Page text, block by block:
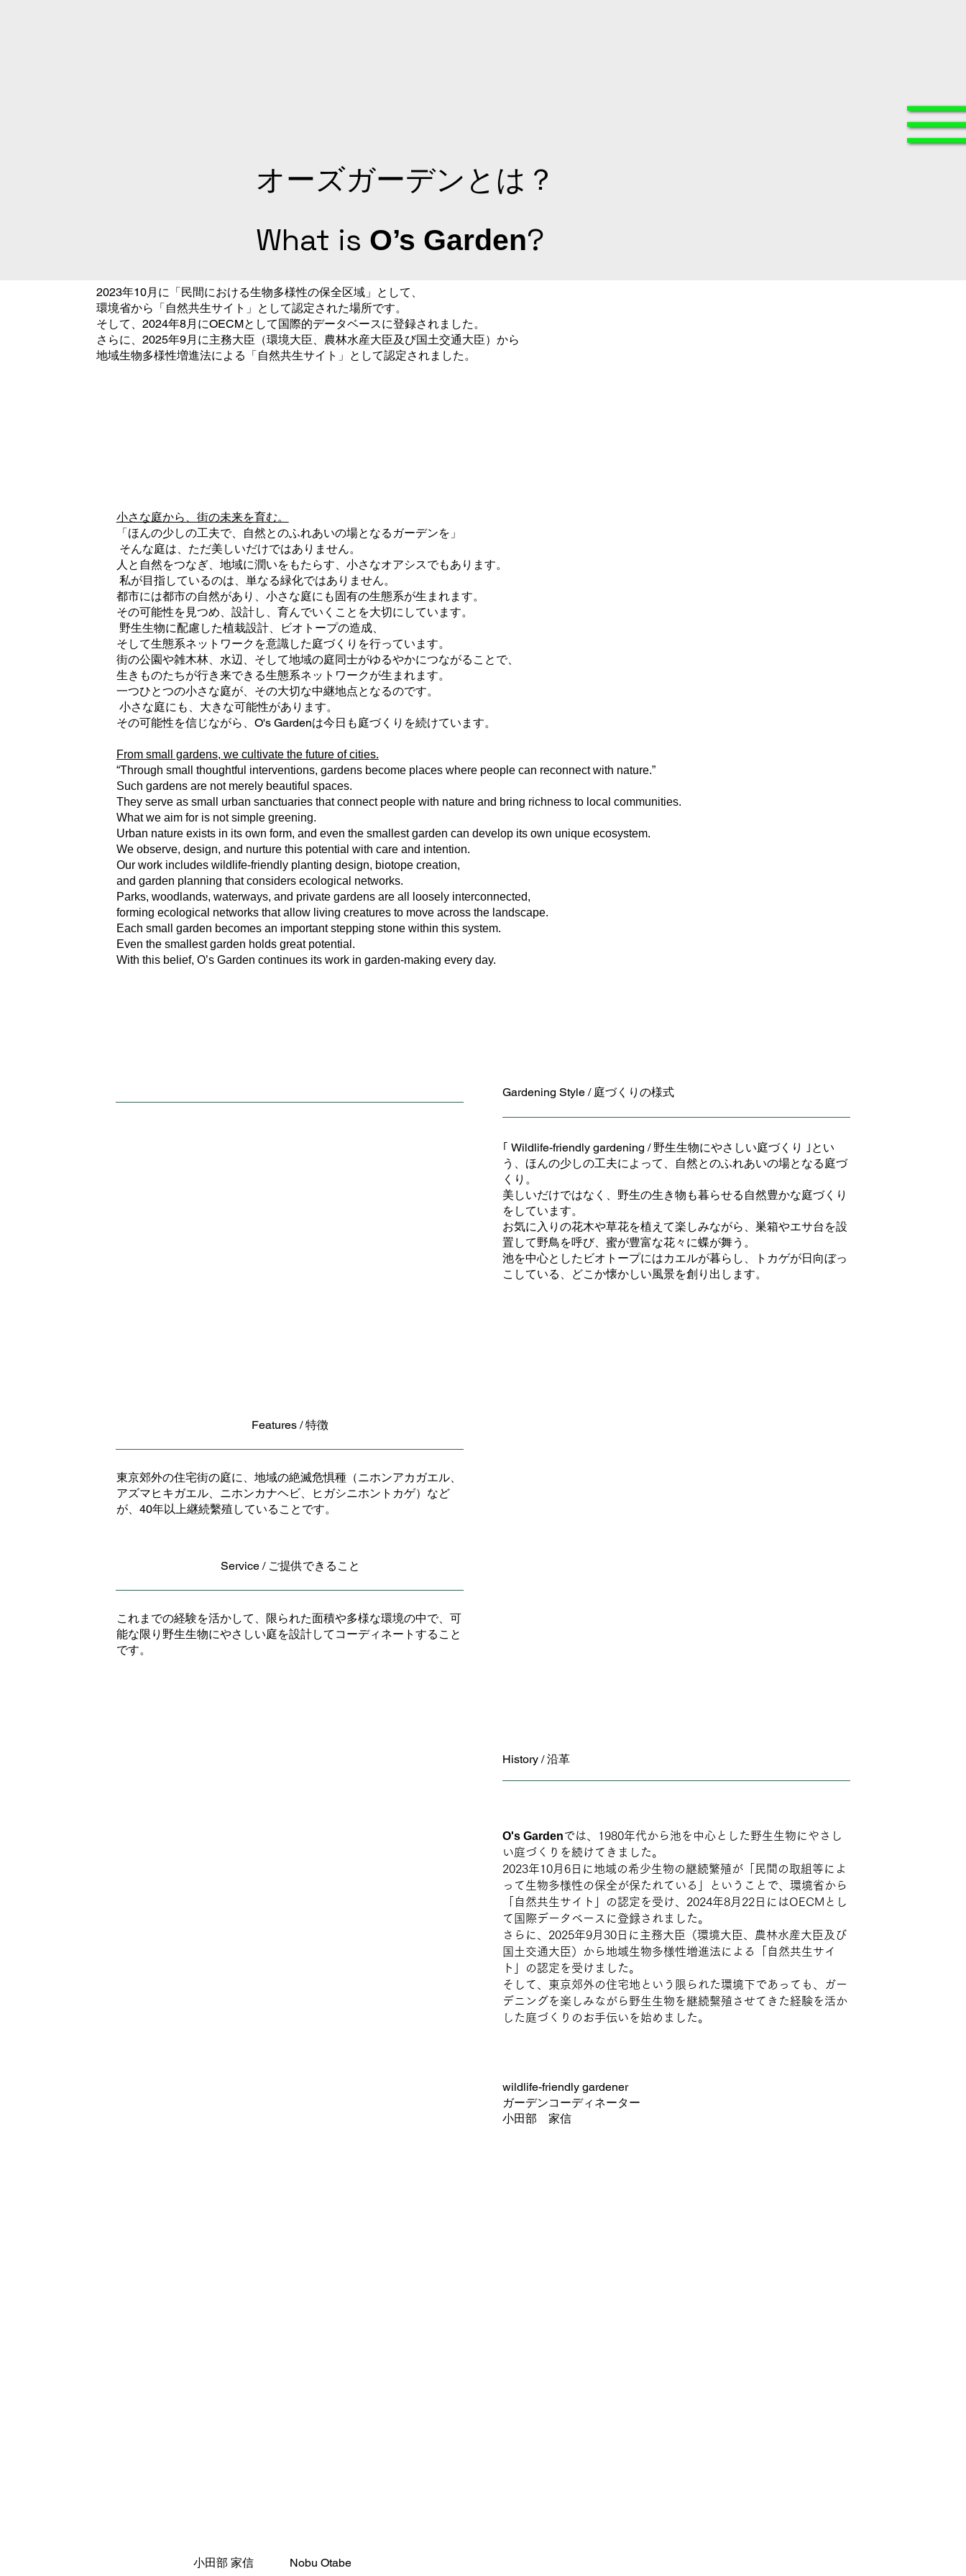
What is O’s Garden?
オーズガーデンとは？
2023年10月に「民間における生物多様性の保全区域」として、
環境省から「自然共生サイト」として認定された場所です。
そして、2024年8月にOECMとして国際的データベースに登録されました。
​さらに、2025年9月に主務大臣（環境大臣、農林水産大臣及び国土交通大臣）から
地域生物多様性増進法による「自然共生サイト」として認定されました。
小さな庭から、街の未来を育む。
「ほんの少しの工夫で、自然とのふれあいの場となるガーデンを」
そんな庭は、ただ美しいだけではありません。
人と自然をつなぎ、地域に潤いをもたらす、小さなオアシスでもあります。
私が目指しているのは、単なる緑化ではありません。
都市には都市の自然があり、小さな庭にも固有の生態系が生まれます。
その可能性を見つめ、設計し、育んでいくことを大切にしています。
野生生物に配慮した植栽設計、ビオトープの造成、
そして生態系ネットワークを意識した庭づくりを行っています。
街の公園や雑木林、水辺、そして地域の庭同士がゆるやかにつながることで、
生きものたちが行き来できる生態系ネットワークが生まれます。
一つひとつの小さな庭が、その大切な中継地点となるのです。
小さな庭にも、大きな可能性があります。
その可能性を信じながら、O's Gardenは今日も庭づくりを続けています。
From small gardens, we cultivate the future of cities.
“Through small thoughtful interventions, gardens become places where people can reconnect with nature.”
Such gardens are not merely beautiful spaces.
They serve as small urban sanctuaries that connect people with nature and bring richness to local communities.
What we aim for is not simple greening.
Urban nature exists in its own form, and even the smallest garden can develop its own unique ecosystem.
We observe, design, and nurture this potential with care and intention.
Our work includes wildlife-friendly planting design, biotope creation,
and garden planning that considers ecological networks.
Parks, woodlands, waterways, and private gardens are all loosely interconnected,
forming ecological networks that allow living creatures to move across the landscape.
Each small garden becomes an important stepping stone within this system.
Even the smallest garden holds great potential.
With this belief, O’s Garden continues its work in garden-making every day.
Gardening Style / 庭づくりの様式
｢ Wildlife-friendly gardening / 野生生物にやさしい庭づくり ｣とい
う、ほんの少しの工夫によって、自然とのふれあいの場となる庭づ
くり。
美しいだけではなく、野生の生き物も暮らせる自然豊かな庭づくり
をしています。
お気に入りの花木や草花を植えて楽しみながら、巣箱やエサ台を設
置して野鳥を呼び、蜜が豊富な花々に蝶が舞う。
池を中心としたビオトープにはカエルが暮らし、トカゲが日向ぼっ
こしている、どこか懐かしい風景を創り出します。
東京郊外の住宅街の庭に、地域の絶滅危惧種（ニホンアカガエル、
アズマヒキガエル、ニホンカナヘビ、ヒガシニホントカゲ）など
が、40年以上継続繫殖していることです。
Features / 特徴
Service / ご提供できること
これまでの経験を活かして、限られた面積や多様な環境の中で、可
能な限り野生生物にやさしい庭を設計してコーディネートすること
です。
History / 沿革
O's Gardenでは、1980年代から池を中心とした野生生物にやさし
い庭づくりを続けてきました。
2023年10月6日に地域の希少生物の継続繁殖が「民間の取組等によ
って生物多様性の保全が保たれている」ということで、環境省から
「自然共生サイト」の認定を受け、2024年8月22日にはOECMとし
て国際データベースに登録されました。
さらに、2025年9月30日に主務大臣（環境大臣、農林水産大臣及び
国土交通大臣）から地域生物多様性増進法による「自然共生サイ
ト」の認定を受けました。
そして、東京郊外の住宅地という限られた環境下であっても、ガー
デニングを楽しみながら野生生物を継続繫殖させてきた経験を活か
した庭づくりのお手伝いを始めました。
wildlife-friendly gardener
ガーデンコーディネーター
小田部 家信
小田部 家信 Nobu Otabe